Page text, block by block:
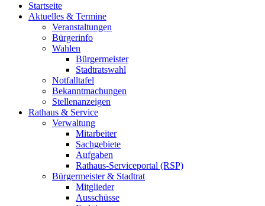
Startseite
Aktuelles & Termine
Veranstaltungen
Bürgerinfo
Wahlen
Bürgermeister
Stadtratswahl
Notfalltafel
Bekanntmachungen
Stellenanzeigen
Rathaus & Service
Verwaltung
Mitarbeiter
Sachgebiete
Aufgaben
Rathaus-Serviceportal (RSP)
Bürgermeister & Stadtrat
Mitglieder
Ausschüsse